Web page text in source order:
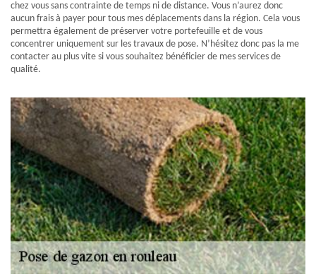
chez vous sans contrainte de temps ni de distance. Vous n’aurez donc
aucun frais à payer pour tous mes déplacements dans la région. Cela vous
permettra également de préserver votre portefeuille et de vous
concentrer uniquement sur les travaux de pose. N’hésitez donc pas la me
contacter au plus vite si vous souhaitez bénéficier de mes services de
qualité.